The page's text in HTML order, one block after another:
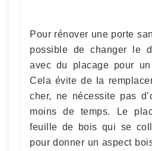
Pour rénover une porte
possible de changer le
avec du placage pour
Cela évite de la
cher, ne nécessite pas
moins de temps. Le
feuille de bois qui se
pour donner un aspect